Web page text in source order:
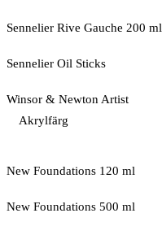
Sennelier Rive Gauche 200 ml
Sennelier Oil Sticks
Winsor & Newton Artist
Akrylfärg
New Foundations 120 ml
New Foundations 500 ml